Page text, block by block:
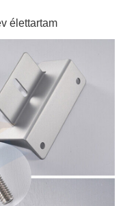
élettartam